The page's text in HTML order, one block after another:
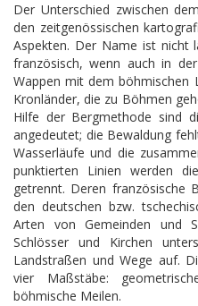
Der Unterschied zwischen
den zeitgenössischen
Aspekten. Der Name ist nicht
französisch, wenn auch in
Wappen mit dem böhmischen
Kronländer, die zu Böhmen
Hilfe der Bergmethode sind
angedeutet; die Bewaldung
Wasserläufe und die
punktierten Linien werden
getrennt. Deren französische
den deutschen bzw.
Arten von Gemeinden und
Schlösser und Kirchen
Landstraßen und Wege auf.
vier Maßstäbe:
böhmische Meilen.